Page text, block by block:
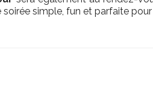
simple, fun et parfaite